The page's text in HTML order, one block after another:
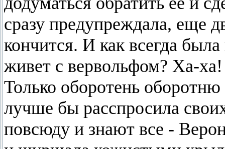
сразу предупреждала, еще
кончится. И как всегда
живет с вервольфом? Ха-
Только оборотень
лучше бы расспросила
повсюду и знают все -